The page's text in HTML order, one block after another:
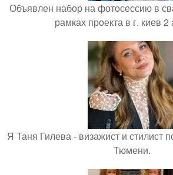
Объявлен набор на фотосессию в
рамках проекта в г. киев 2
Я Таня Гилева - визажист и стилист
Тюмени.